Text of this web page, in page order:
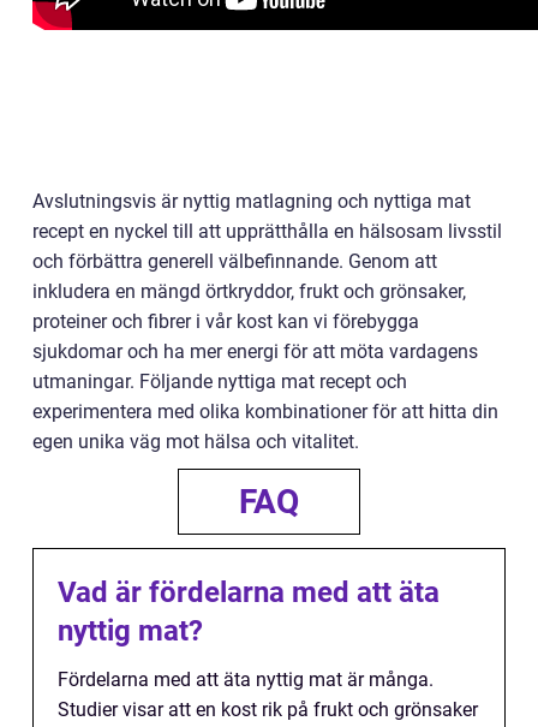
Avslutningsvis är nyttig matlagning och nyttiga mat
recept en nyckel till att upprätthålla en hälsosam livsstil
och förbättra generell välbefinnande. Genom att
inkludera en mängd örtkryddor, frukt och grönsaker,
proteiner och fibrer i vår kost kan vi förebygga
sjukdomar och ha mer energi för att möta vardagens
utmaningar. Följande nyttiga mat recept och
experimentera med olika kombinationer för att hitta din
egen unika väg mot hälsa och vitalitet.
FAQ
Vad är fördelarna med att äta
nyttig mat?
Fördelarna med att äta nyttig mat är många.
Studier visar att en kost rik på frukt och grönsaker